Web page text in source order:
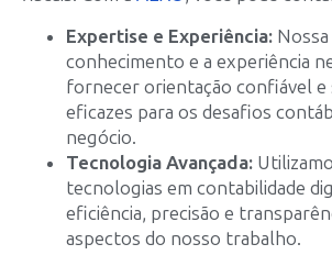
Expertise e Experiência:
conhecimento e a experiência
fornecer orientação confiável e
eficazes para os desafios
negócio.
Tecnologia Avançada:
tecnologias em contabilidade
eficiência, precisão e
aspectos do nosso trabalho.